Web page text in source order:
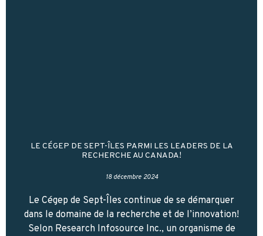
LE CÉGEP DE SEPT-ÎLES PARMI LES LEADERS DE LA
RECHERCHE AU CANADA!
18 décembre 2024
Le Cégep de Sept-Îles continue de se démarquer
dans le domaine de la recherche et de l’innovation!
Selon Research Infosource Inc., un organisme de